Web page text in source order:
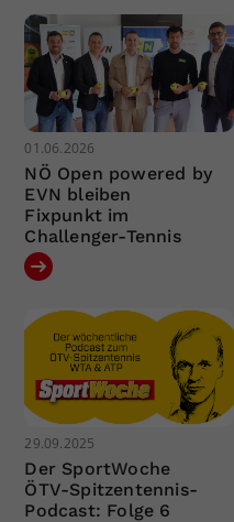
01.06.2026
NÖ Open powered by
EVN bleiben
Fixpunkt im
Challenger-Tennis
29.09.2025
Der SportWoche
ÖTV-Spitzentennis-
Podcast: Folge 6